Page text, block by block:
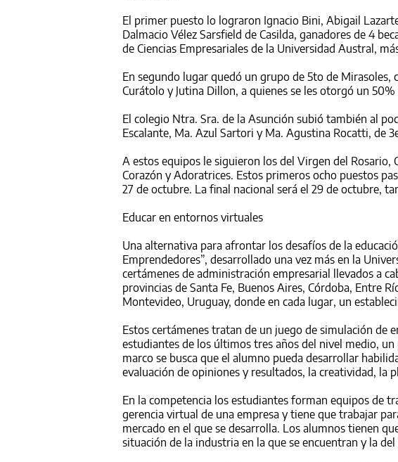
El primer puesto lo lograron Ignacio Bini, Abigail
Dalmacio Vélez Sarsfield de Casilda, ganadores de 4
de Ciencias Empresariales de la Universidad Austral,
En segundo lugar quedó un grupo de 5to de
Curátolo y Jutina Dillon, a quienes se les otorgó un
El colegio Ntra. Sra. de la Asunción subió también al
Escalante, Ma. Azul Sartori y Ma. Agustina Rocatti, de
A estos equipos le siguieron los del Virgen del
Corazón y Adoratrices. Estos primeros ocho puestos
27 de octubre. La final nacional será el 29 de octubre,
Educar en entornos virtuales
Una alternativa para afrontar los desafíos de la
Emprendedores”, desarrollado una vez más en la
certámenes de administración empresarial llevados a
provincias de Santa Fe, Buenos Aires, Córdoba, Entre
Montevideo, Uruguay, donde en cada lugar, un
Estos certámenes tratan de un juego de simulación de
estudiantes de los últimos tres años del nivel medio,
marco se busca que el alumno pueda desarrollar
evaluación de opiniones y resultados, la creatividad, la
En la competencia los estudiantes forman equipos de
gerencia virtual de una empresa y tiene que trabajar
mercado en el que se desarrolla. Los alumnos tienen
situación de la industria en la que se encuentran y la